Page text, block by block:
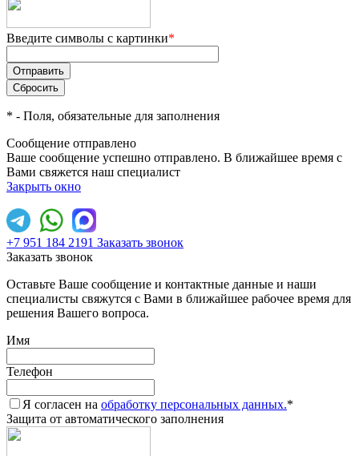
Введите символы с картинки*
* - Поля, обязательные для заполнения
Сообщение отправлено
Ваше сообщение успешно отправлено. В ближайшее время с
Вами свяжется наш специалист
Закрыть окно
+7 951 184 2191 Заказать звонок
Заказать звонок
Оставьте Ваше сообщение и контактные данные и наши
специалисты свяжутся с Вами в ближайшее рабочее время для
решения Вашего вопроса.
Имя
Телефон
Я согласен на обработку персональных данных.*
Защита от автоматического заполнения